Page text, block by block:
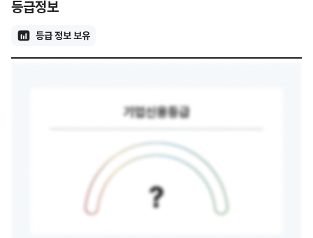
등급정보
등급 정보 보유